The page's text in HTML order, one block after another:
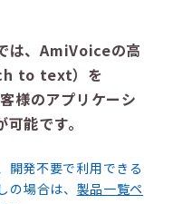
、AmiVoiceの高
to text）を
様のアプリケーシ
能です。
開発不要で利用できる
場合は、 製品一覧ペ